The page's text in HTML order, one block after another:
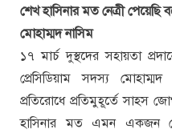
শেখ হাসিনার মত নেত্রী
মোহাম্মদ নাসিম
১৭ মার্চ দুস্থদের সহায়তা
প্রেসিডিয়াম সদস্য
প্রতিরোধে প্রতিমুহূর্তে সাহস
হাসিনার মত এমন একজন